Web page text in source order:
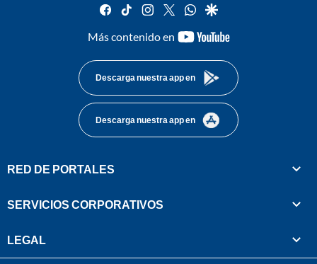
facebook
tiktok instagram
twitterwhatsapp
google
Más contenido en
youtube-
Descarga nuestra app en
Descarga nuestra app en
RED DE PORTALES
SERVICIOS CORPORATIVOS
LEGAL